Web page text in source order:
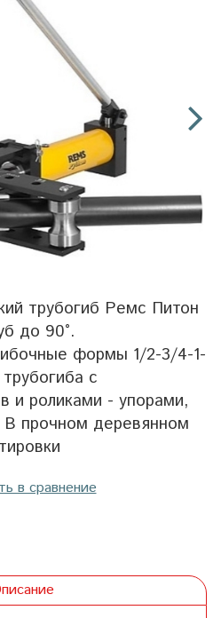
трубогиб Ремс Питон
до 90°.
формы 1/2-3/4-1-
с
и роликами - упорами,
прочном деревянном
в сравнение